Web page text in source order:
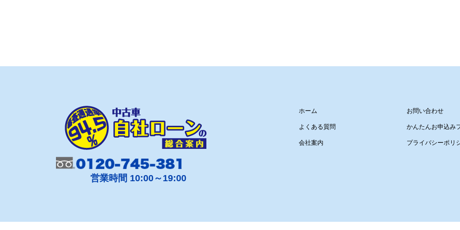
ホーム
よくある質問
会社案内
お問い合わせ
かんたんお申込み
プライバシーポリ
営業時間 10:00～19:00